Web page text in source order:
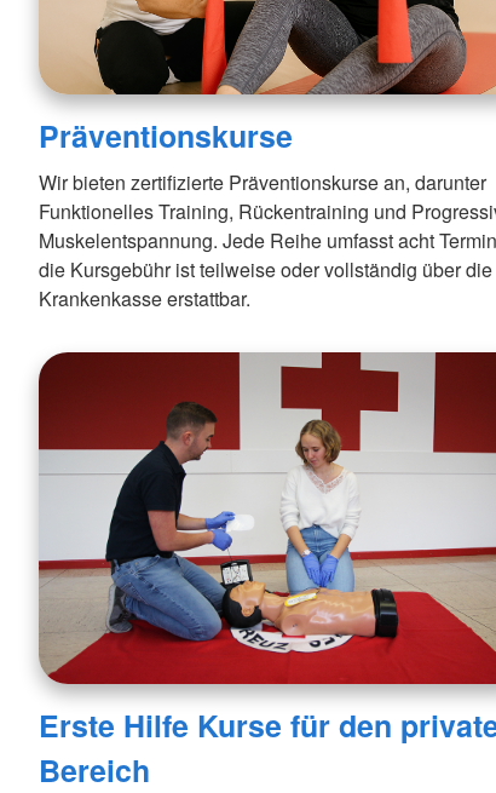
Präventionskurse
Wir bieten zertifizierte Präventionskurse an, darunter
Funktionelles Training, Rückentraining und
Muskelentspannung. Jede Reihe umfasst acht
die Kursgebühr ist teilweise oder vollständig über die
Krankenkasse erstattbar.
Erste Hilfe Kurse für den
Bereich